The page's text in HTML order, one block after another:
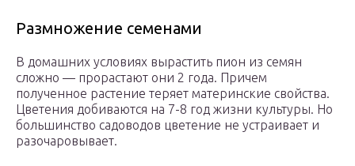
Размножение семенами
В домашних условиях вырастить пион из семян
сложно — прорастают они 2 года. Причем
полученное растение теряет материнские свойства.
Цветения добиваются на 7-8 год жизни культуры. Но
большинство садоводов цветение не устраивает и
разочаровывает.